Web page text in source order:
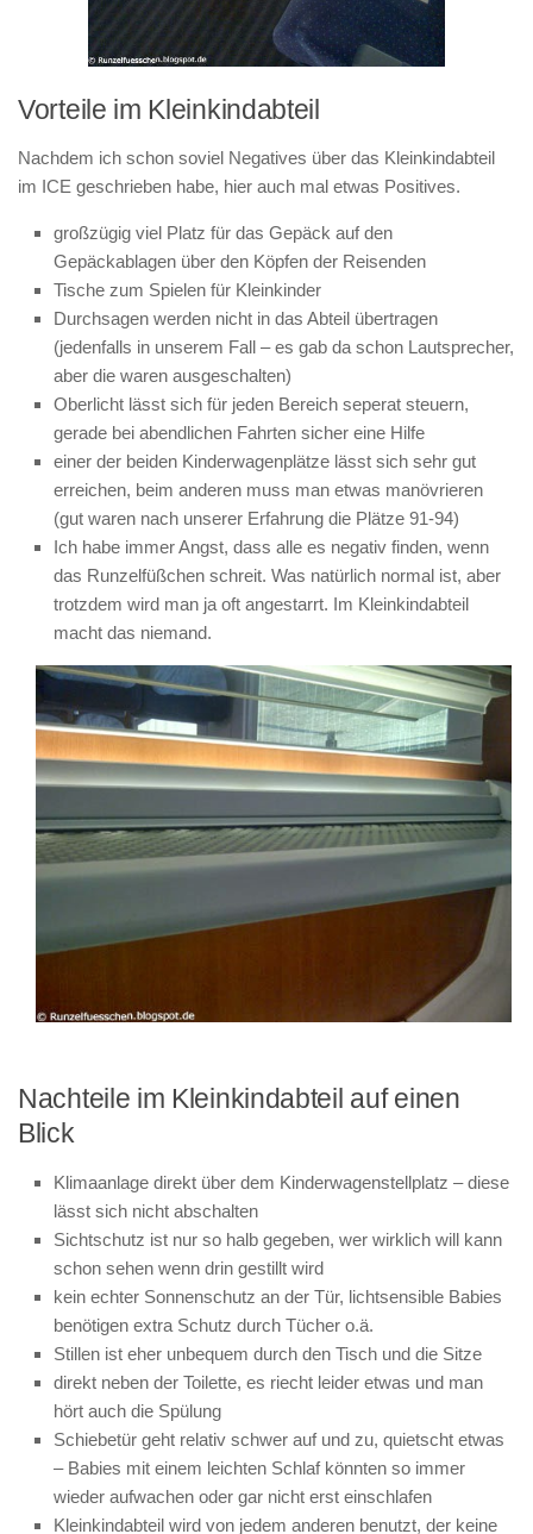
Vorteile im Kleinkindabteil
Nachdem ich schon soviel Negatives über das Kleinkindabteil
im ICE geschrieben habe, hier auch mal etwas Positives.
großzügig viel Platz für das Gepäck auf den
Gepäckablagen über den Köpfen der Reisenden
Tische zum Spielen für Kleinkinder
Durchsagen werden nicht in das Abteil übertragen
(jedenfalls in unserem Fall – es gab da schon Lautsprecher,
aber die waren ausgeschalten)
Oberlicht lässt sich für jeden Bereich seperat steuern,
gerade bei abendlichen Fahrten sicher eine Hilfe
einer der beiden Kinderwagenplätze lässt sich sehr gut
erreichen, beim anderen muss man etwas manövrieren
(gut waren nach unserer Erfahrung die Plätze 91-94)
Ich habe immer Angst, dass alle es negativ finden, wenn
das Runzelfüßchen schreit. Was natürlich normal ist, aber
trotzdem wird man ja oft angestarrt. Im Kleinkindabteil
macht das niemand.
Nachteile im Kleinkindabteil auf einen
Blick
Klimaanlage direkt über dem Kinderwagenstellplatz – diese
lässt sich nicht abschalten
Sichtschutz ist nur so halb gegeben, wer wirklich will kann
schon sehen wenn drin gestillt wird
kein echter Sonnenschutz an der Tür, lichtsensible Babies
benötigen extra Schutz durch Tücher o.ä.
Stillen ist eher unbequem durch den Tisch und die Sitze
direkt neben der Toilette, es riecht leider etwas und man
hört auch die Spülung
Schiebetür geht relativ schwer auf und zu, quietscht etwas
– Babies mit einem leichten Schlaf könnten so immer
wieder aufwachen oder gar nicht erst einschlafen
Kleinkindabteil wird von jedem anderen benutzt, der keine